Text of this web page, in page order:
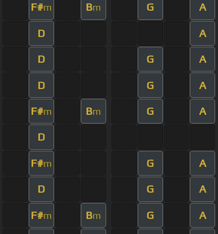
F#m Bm G A
D A
D G A
D G A
F#m Bm G A
D
F#m G A
D G A
F#m Bm G A